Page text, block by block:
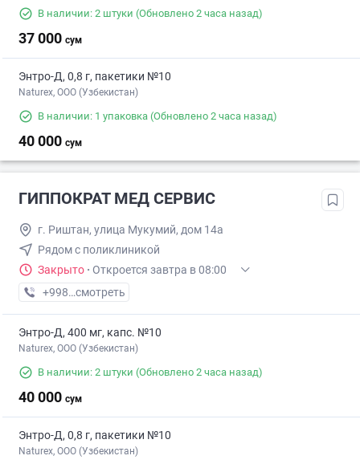
В наличии: 2 штуки (Обновлено 2 часа назад)
37 000 сум
Энтро-Д, 0,8 г, пакетики №10
Naturex, OOO (Узбекистан)
В наличии: 1 упаковка (Обновлено 2 часа назад)
40 000 сум
ГИППОКРАТ МЕД СЕРВИС
г. Риштан, улица Мукумий, дом 14а
Рядом с поликлиникой
Закрыто · Откроется завтра в 08:00
+998 (77) XXX-XX-XX
смотреть
Энтро-Д, 400 мг, капс. №10
Naturex, OOO (Узбекистан)
В наличии: 2 штуки (Обновлено 2 часа назад)
40 000 сум
Энтро-Д, 0,8 г, пакетики №10
Naturex, OOO (Узбекистан)